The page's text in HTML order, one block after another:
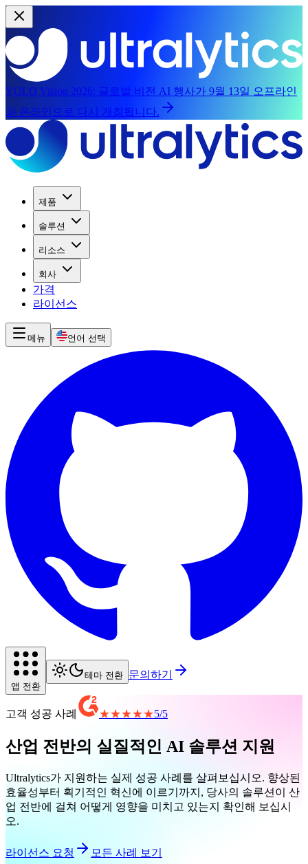
YOLO Vision 2026: 글로벌 비전 AI 행사가 9월 13일 오프라인
과 온라인으로 다시 개최됩니다.
제품
솔루션
리소스
회사
가격
라이선스
메뉴 언어 선택
앱 전환
테마 전환 문의하기
고객 성공 사례 ★★★★★5/5
산업 전반의 실질적인 AI 솔루션 지원
Ultralytics가 지원하는 실제 성공 사례를 살펴보십시오. 향상된
효율성부터 획기적인 혁신에 이르기까지, 당사의 솔루션이 산
업 전반에 걸쳐 어떻게 영향을 미치고 있는지 확인해 보십시
오.
라이선스 요청 모든 사례 보기